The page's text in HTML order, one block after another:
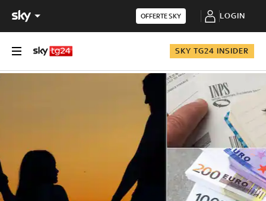
OFFERTE SKY LOGIN
SKY TG24 INSIDER